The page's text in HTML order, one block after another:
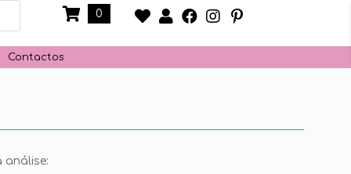
0
Contactos
análise: